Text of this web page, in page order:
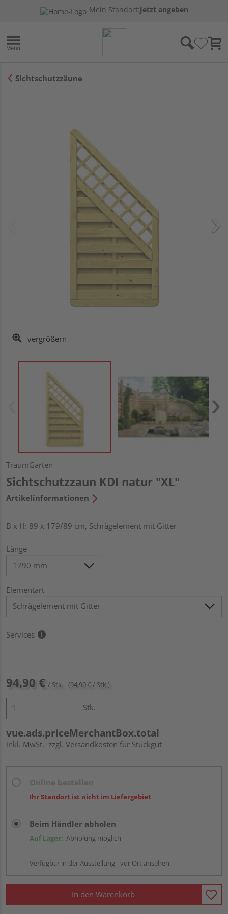
Mein Standort:Jetzt angeben
Sichtschutzzäune
vergrößern
TraumGarten
Sichtschutzzaun KDI natur "XL"
Artikelinformationen
B x H: 89 x 179/89 cm, Schrägelement mit Gitter
Länge
Elementart
Services
94,90 € / Stk. (94,90 € / Stk.)
Stk.
vue.ads.priceMerchantBox.total
inkl. MwSt. zzgl. Versandkosten für Stückgut
Ihr Standort ist nicht im Liefergebiet
Beim Händler abholen
Auf Lager: Abholung möglich
Verfügbar in der Ausstellung - vor Ort ansehen.
In den Warenkorb